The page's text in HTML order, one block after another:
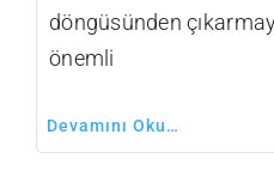
döngüsünden
önemli
Devamını Oku…